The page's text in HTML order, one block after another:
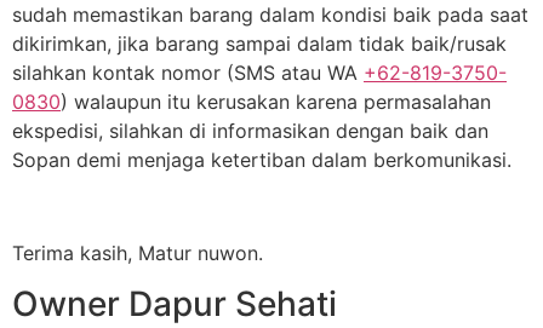
sudah memastikan barang dalam kondisi baik pada saat
dikirimkan, jika barang sampai dalam tidak baik/rusak
silahkan kontak nomor (SMS atau WA +62-819-3750-
0830) walaupun itu kerusakan karena permasalahan
ekspedisi, silahkan di informasikan dengan baik dan
Sopan demi menjaga ketertiban dalam berkomunikasi.
Terima kasih, Matur nuwon.
Owner Dapur Sehati